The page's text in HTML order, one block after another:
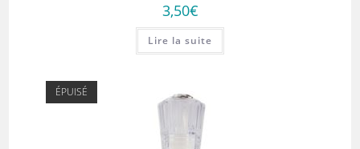
3,50€
Lire la suite
ÉPUISÉ